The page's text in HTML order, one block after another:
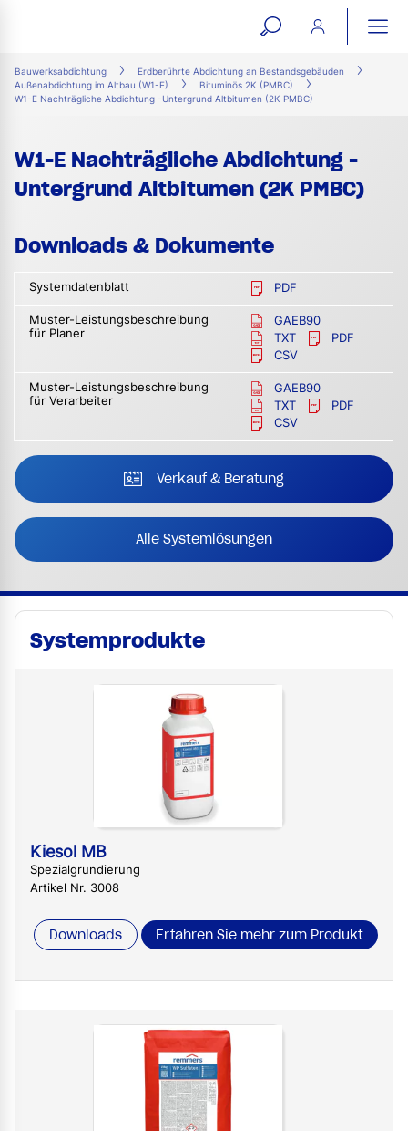
open
search
form
Bauwerksabdichtung
Erdberührte Abdichtung an Bestandsgebäuden
Außenabdichtung im Altbau (W1-E)
Bituminös 2K (PMBC)
W1-E Nachträgliche Abdichtung -Untergrund Altbitumen (2K PMBC)
W1-E Nachträgliche Abdichtung -
Untergrund Altbitumen (2K PMBC)
Downloads & Dokumente
Systemdatenblatt PDF
Muster-Leistungsbeschreibung
für Planer
GAEB90
TXT
PDF
CSV
Muster-Leistungsbeschreibung
für Verarbeiter
GAEB90
TXT
PDF
CSV
Verkauf & Beratung
Alle Systemlösungen
Systemprodukte
Kiesol MB
Spezialgrundierung
Artikel Nr. 3008
Downloads Erfahren Sie mehr zum Produkt